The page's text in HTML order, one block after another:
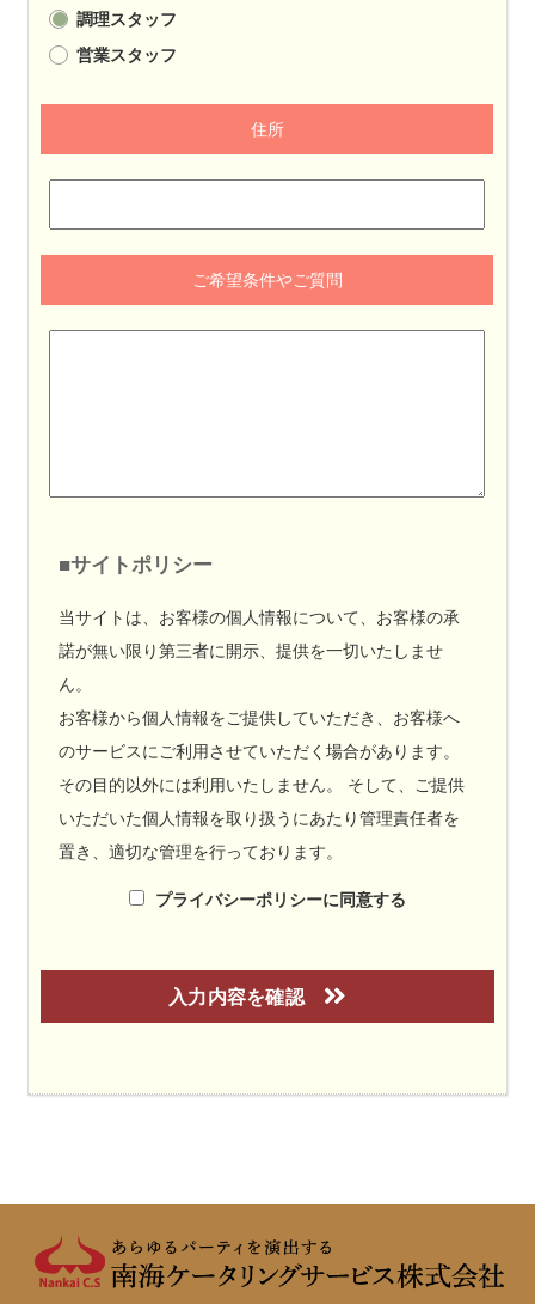
調理スタッフ
営業スタッフ
住所
ご希望条件やご質問
■サイトポリシー
当サイトは、お客様の個人情報について、お客様の承
諾が無い限り第三者に開示、提供を一切いたしませ
ん。
お客様から個人情報をご提供していただき、お客様へ
のサービスにご利用させていただく場合があります。
その目的以外には利用いたしません。 そして、ご提供
いただいた個人情報を取り扱うにあたり管理責任者を
置き、適切な管理を行っております。
プライバシーポリシーに同意する
入力内容を確認